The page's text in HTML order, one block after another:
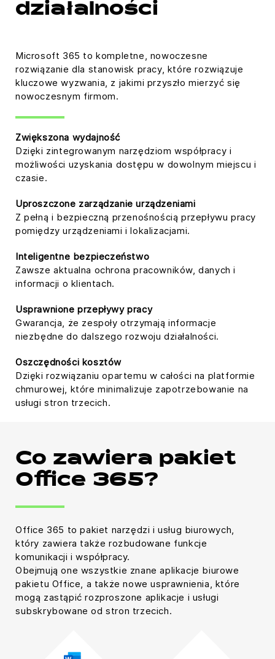
działalności
Microsoft 365 to kompletne, nowoczesne
rozwiązanie dla stanowisk pracy, które rozwiązuje
kluczowe wyzwania, z jakimi przyszło mierzyć się
nowoczesnym firmom.
Zwiększona wydajność
Dzięki zintegrowanym narzędziom współpracy i
możliwości uzyskania dostępu w dowolnym miejscu i
czasie.
Uproszczone zarządzanie urządzeniami
Z pełną i bezpieczną przenośnością przepływu pracy
pomiędzy urządzeniami i lokalizacjami.
Inteligentne bezpieczeństwo
Zawsze aktualna ochrona pracowników, danych i
informacji o klientach.
Usprawnione przepływy pracy
Gwarancja, że zespoły otrzymają informacje
niezbędne do dalszego rozwoju działalności.
Oszczędności kosztów
Dzięki rozwiązaniu opartemu w całości na platformie
chmurowej, które minimalizuje zapotrzebowanie na
usługi stron trzecich.
Co zawiera pakiet
Office 365?
Office 365 to pakiet narzędzi i usług biurowych,
który zawiera także rozbudowane funkcje
komunikacji i współpracy.
Obejmują one wszystkie znane aplikacje biurowe
pakietu Office, a także nowe usprawnienia, które
mogą zastąpić rozproszone aplikacje i usługi
subskrybowane od stron trzecich.